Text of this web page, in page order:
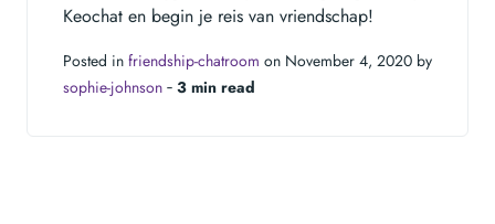
Keochat en begin je reis van vriendschap!
Posted in friendship-chatroom on November 4, 2020 by
sophie-johnson ‐ 3 min read